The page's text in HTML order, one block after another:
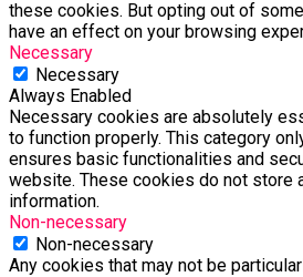
these cookies. But opting out of
have an effect on your browsing
Necessary
Necessary
Always Enabled
Necessary cookies are absolutely
to function properly. This category
ensures basic functionalities and
website. These cookies do not store
information.
Non-necessary
Non-necessary
Any cookies that may not be